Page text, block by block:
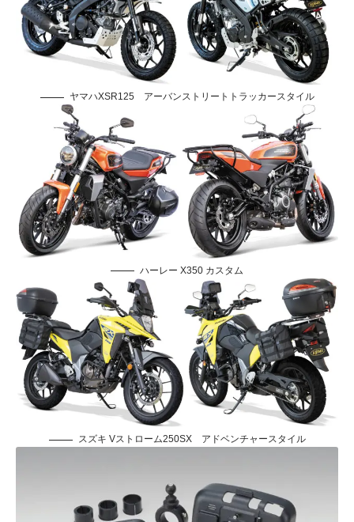
ヤマハXSR125 アーバンストリートトラッカースタイル
ハーレー X350 カスタム
スズキ Vストローム250SX アドベンチャースタイル